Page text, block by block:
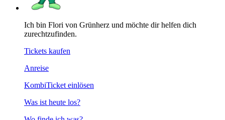
Ich bin Flori von Grünherz und möchte dir helfen dich
zurechtzufinden.
Tickets kaufen
Anreise
KombiTicket einlösen
Was ist heute los?